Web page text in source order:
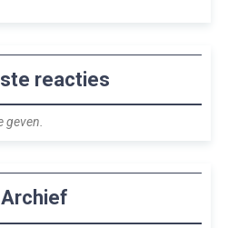
reacties
geven.
Archief